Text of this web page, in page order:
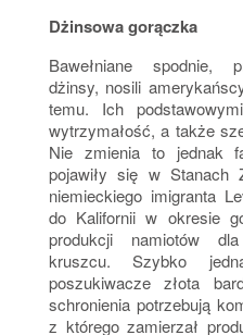
Dżinsowa gorączka
Bawełniane spodnie,
dżinsy, nosili
temu. Ich
wytrzymałość, a także
Nie zmienia to jednak
pojawiły się w Stanach
niemieckiego imigranta
do Kalifornii w okresie
produkcji namiotów
kruszcu. Szybko
poszukiwacze złota
schronienia potrzebują
z którego zamierzał